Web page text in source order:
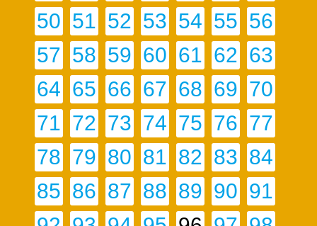
50 51 52 53 54 55 56
57 58 59 60 61 62 63
64 65 66 67 68 69 70
71 72 73 74 75 76 77
78 79 80 81 82 83 84
85 86 87 88 89 90 91